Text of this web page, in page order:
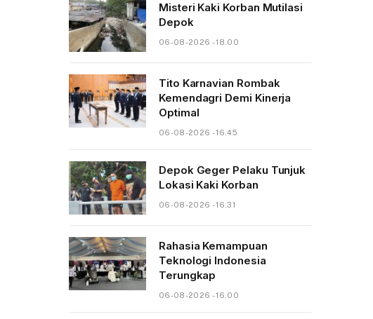
Misteri Kaki Korban Mutilasi
Depok
06-08-2026 - 18.00
Tito Karnavian Rombak
Kemendagri Demi Kinerja
Optimal
06-08-2026 - 16.45
Depok Geger Pelaku Tunjuk
Lokasi Kaki Korban
06-08-2026 - 16.31
Rahasia Kemampuan
Teknologi Indonesia
Terungkap
06-08-2026 - 16.00